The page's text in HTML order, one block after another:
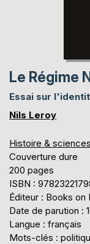
Le Régime
Essai sur
Nils Leroy
Histoire &
Couverture dure
200 pages
ISBN :
Éditeur : Books on
Date de parution :
Langue : français
Mots-clés :